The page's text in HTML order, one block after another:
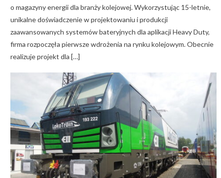
o magazyny energii dla branży kolejowej. Wykorzystując 15-letnie,
unikalne doświadczenie w projektowaniu i produkcji
zaawansowanych systemów bateryjnych dla aplikacji Heavy Duty,
firma rozpoczęła pierwsze wdrożenia na rynku kolejowym. Obecnie
realizuje projekt dla […]